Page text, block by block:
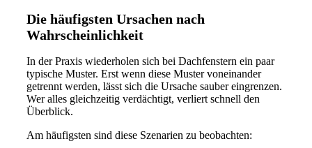
Die häufigsten Ursachen nach
Wahrscheinlichkeit
In der Praxis wiederholen sich bei Dachfenstern ein paar
typische Muster. Erst wenn diese Muster voneinander
getrennt werden, lässt sich die Ursache sauber eingrenzen.
Wer alles gleichzeitig verdächtigt, verliert schnell den
Überblick.
Am häufigsten sind diese Szenarien zu beobachten: